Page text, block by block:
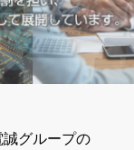
グループの